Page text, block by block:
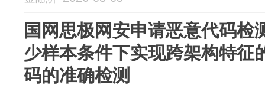
国网思极网安申请恶意代码检
少样本条件下实现跨架构特征
码的准确检测